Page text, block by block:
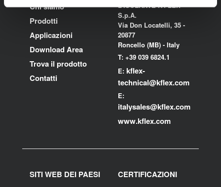
Chi siamo
Prodotti
Applicazioni
Download Area
Trova il prodotto
Contatti
L'ISOLANTE K-FLEX
S.p.A.
Via Don Locatelli, 35 -
20877
Roncello (MB) - Italy
T: +39 039 6824.1
E: kflex-
technical@kflex.com
E:
italysales@kflex.com
www.kflex.com
SITI WEB DEI PAESI
CERTIFICAZIONI